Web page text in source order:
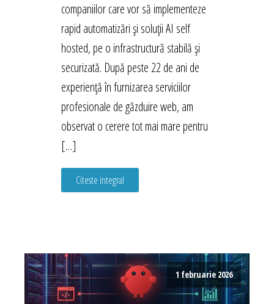
companiilor care vor să implementeze
rapid automatizări și soluții AI self
hosted, pe o infrastructură stabilă și
securizată. După peste 22 de ani de
experiență în furnizarea serviciilor
profesionale de găzduire web, am
observat o cerere tot mai mare pentru
[…]
Citeste integral
1 februarie 2026